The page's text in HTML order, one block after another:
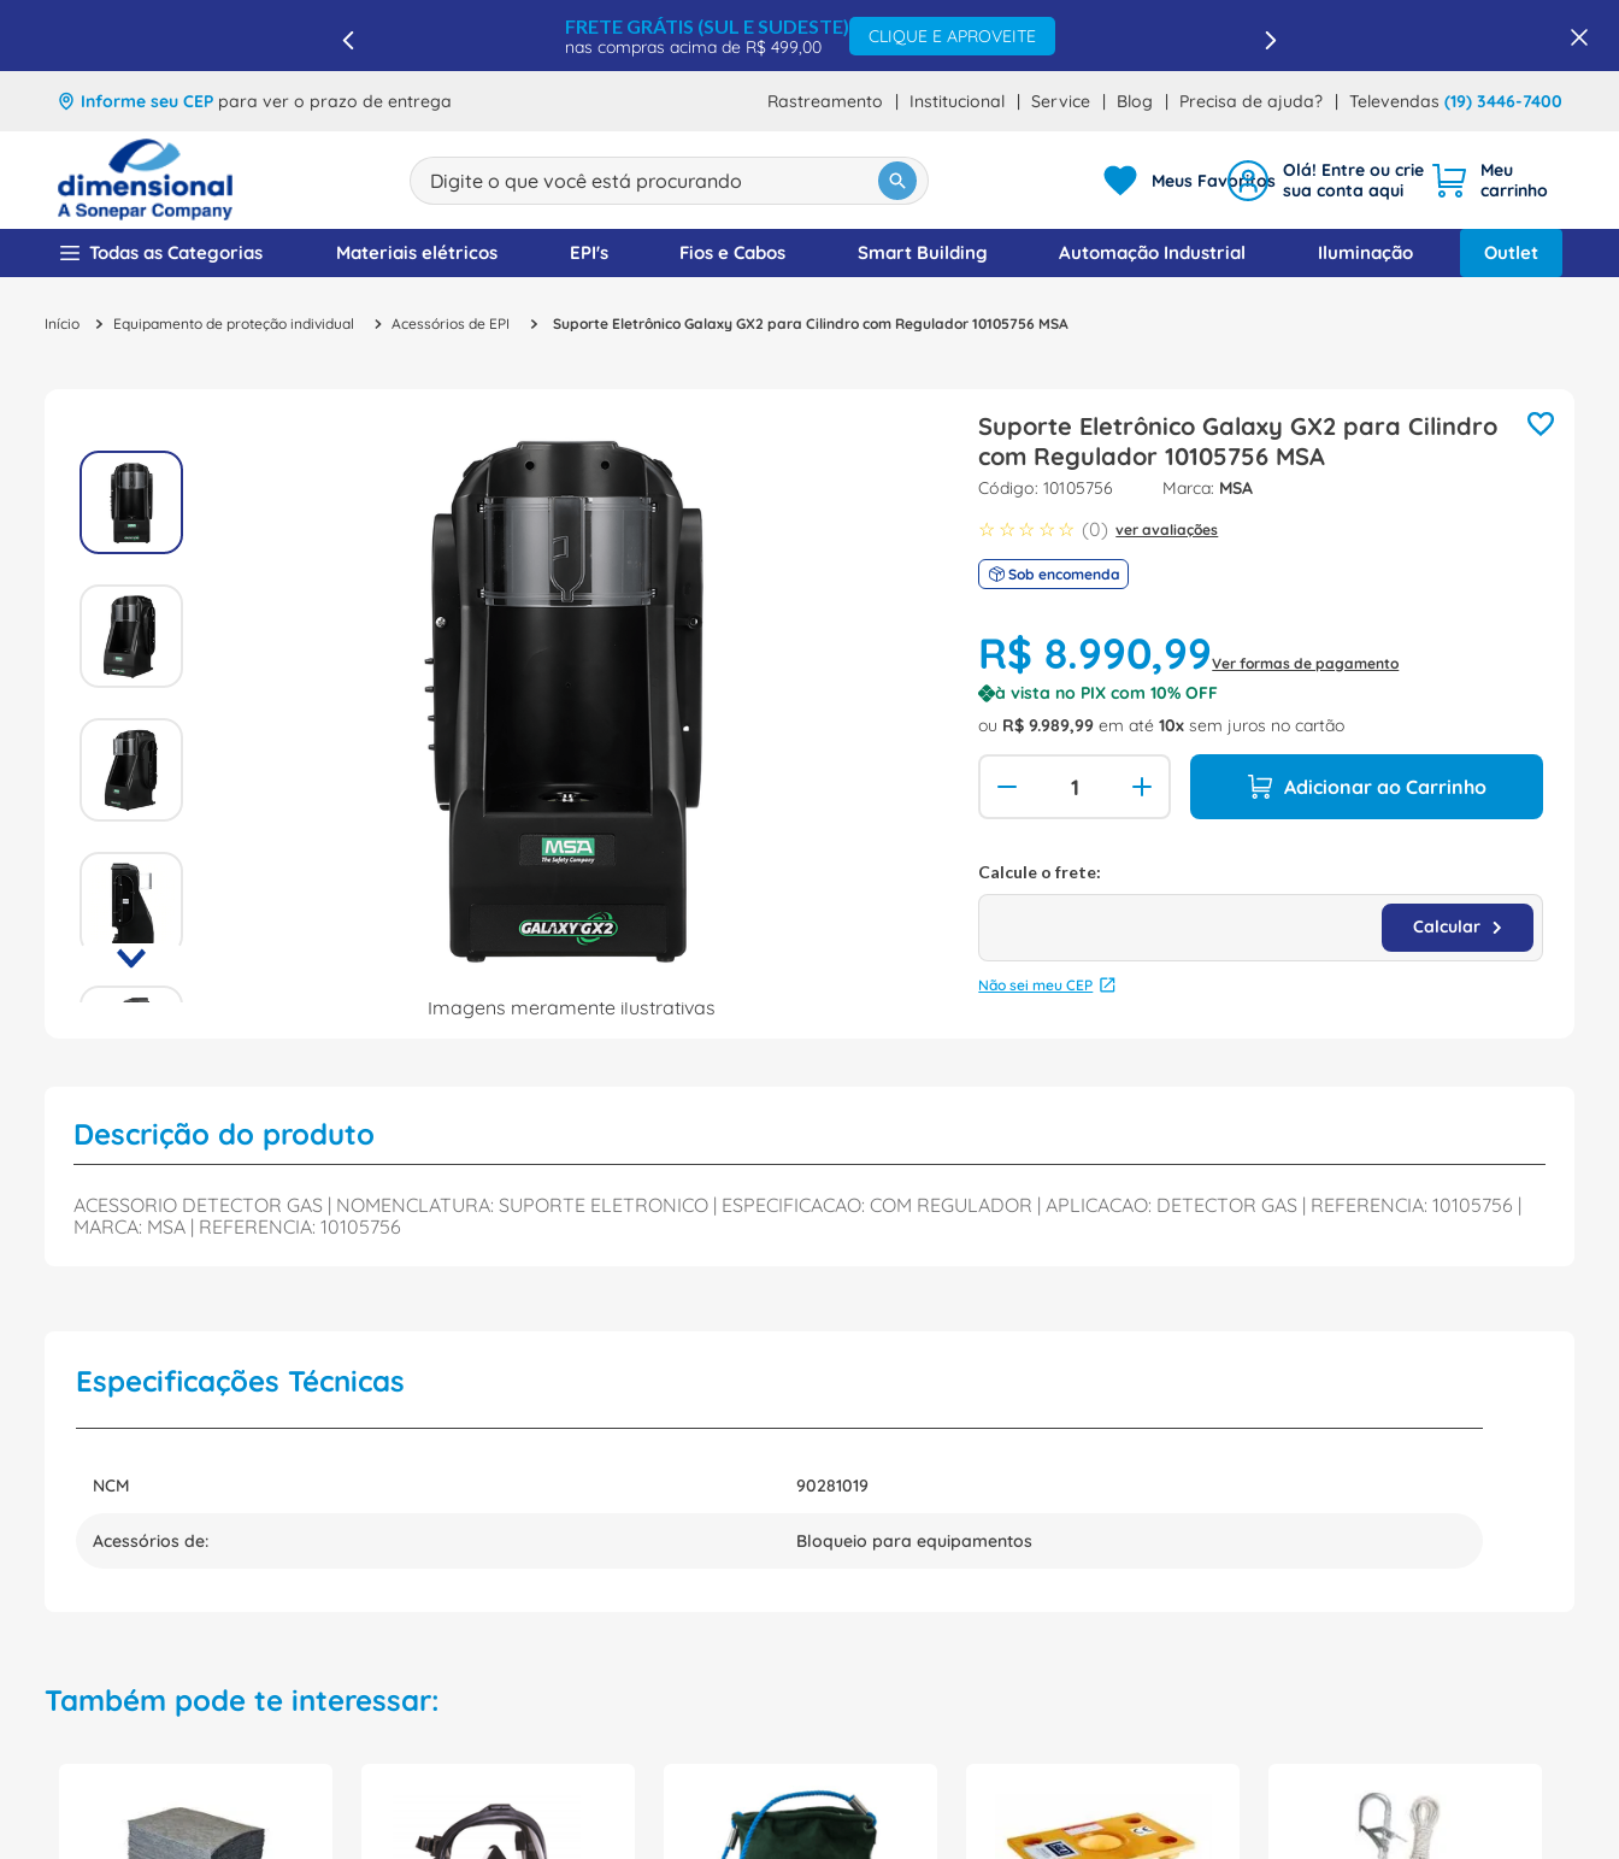
FRETE GRÁTIS (SUL E SUDESTE)
nas compras acima de R$ 499,00
CLIQUE E APROVEITE
Informe seu CEP para ver o prazo de entrega Rastreamento Institucional Service Blog Precisa de ajuda? Televendas (19) 3446-7400
Digite o que você está procurando
Meus Favoritos
Todas as Categorias Materiais elétricos EPI's Fios e Cabos Smart Building Automação Industrial Iluminação Outlet
Equipamento de proteção individual Acessórios de EPI Suporte Eletrônico Galaxy GX2 para Cilindro com Regulador 10105756 MSA
Imagens meramente ilustrativas
Suporte Eletrônico Galaxy GX2 para Cilindro
com Regulador 10105756 MSA
: 10105756 MSA
☆ ☆ ☆ ☆ ☆ (0) ver avaliações
Sob encomenda
R$ 8.990,99Ver formas de pagamento
à vista no PIX com10% OFF
ou R$ 9.989,99 em até10 sem juros no cartão
Adicionar ao Carrinho
Não sei meu CEP
Descrição do produto
ACESSORIO DETECTOR GAS | NOMENCLATURA: SUPORTE ELETRONICO | ESPECIFICACAO: COM REGULADOR | APLICACAO: DETECTOR GAS | REFERENCIA: 10105756 |
MARCA: MSA | REFERENCIA: 10105756
Especificações Técnicas
NCM 90281019
Acessórios de: Bloqueio para equipamentos
Também pode te interessar:
1º disjuntor
º cabo flexivel
fita isolante
caixa passagem
orion schneider
disjuntor motor